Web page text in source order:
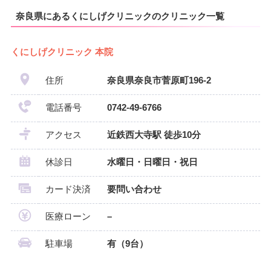
奈良県にあるくにしげクリニックのクリニック一覧
くにしげクリニック 本院
住所 奈良県奈良市菅原町196-2
電話番号 0742-49-6766
アクセス 近鉄西大寺駅 徒歩10分
休診日 水曜日・日曜日・祝日
カード決済 要問い合わせ
医療ローン –
駐車場 有（9台）